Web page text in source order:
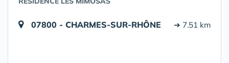
07800 - CHARMES-SUR-RHÔNE ➔ 7.51 km